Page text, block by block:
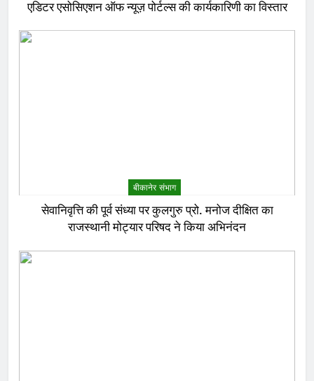
एडिटर एसोसिएशन ऑफ न्यूज़ पोर्टल्स की कार्यकारिणी का विस्तार
बीकानेर संभाग
सेवानिवृत्ति की पूर्व संध्या पर कुलगुरु प्रो. मनोज दीक्षित का
राजस्थानी मोट्यार परिषद ने किया अभिनंदन